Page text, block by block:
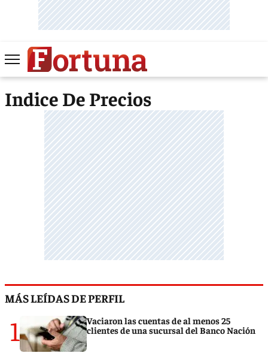
Indice De Precios
MÁS LEÍDAS DE PERFIL
1
Vaciaron las cuentas de al menos 25
clientes de una sucursal del Banco Nación